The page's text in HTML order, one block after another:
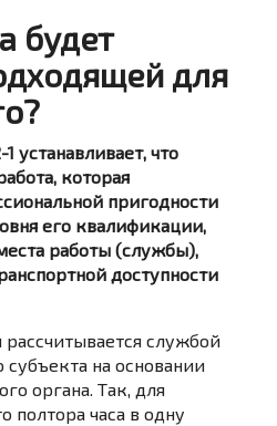
будет
для
устанавливает, что
которая
пригодности
его квалификации,
работы (службы),
доступности
службой
субъекта на основании
органа. Так, для
полтора часа в одну